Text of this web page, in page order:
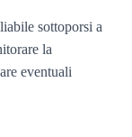
sottoporsi a
la
eventuali